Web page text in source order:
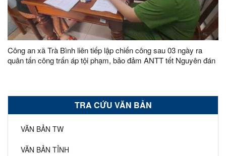
Công an xã Trà Bình liên tiếp lập chiến công sau 03 ngày ra
quân tấn công trấn áp tội phạm, bảo đảm ANTT tết Nguyên đán
TRA CỨU VĂN BẢN
VĂN BẢN TW
VĂN BẢN TỈNH